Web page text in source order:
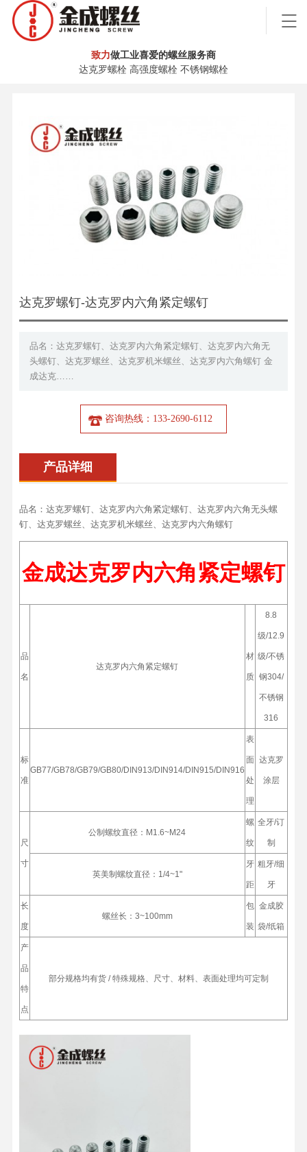
致力做工业喜爱的螺丝服务商
达克罗螺栓 高强度螺栓 不锈钢螺栓
达克罗螺钉-达克罗内六角紧定螺钉
品名：达克罗螺钉、达克罗内六角紧定螺钉、达克罗内六角无
头螺钉、达克罗螺丝、达克罗机米螺丝、达克罗内六角螺钉 金
成达克……
咨询热线：133-2690-6112
产品详细
品名：达克罗螺钉、达克罗内六角紧定螺钉、达克罗内六角无头螺
钉、达克罗螺丝、达克罗机米螺丝、达克罗内六角螺钉
金成达克罗内六角紧定螺钉
品
名
达克罗内六角紧定螺钉
材
质
8.8
级/12.9
级/不锈
钢304/
不锈钢
316
标
准
GB77/GB78/GB79/GB80/DIN913/DIN914/DIN915/DIN916
表
面
处
理
达克罗
涂层
尺
寸
公制螺纹直径：M1.6~M24
螺
纹
全牙/订
制
英美制螺纹直径：1/4~1"
牙
距
粗牙/细
牙
长
度
螺丝长：3~100mm
包
装
金成胶
袋/纸箱
产
品
特
点
部分规格均有货 / 特殊规格、尺寸、材料、表面处理均可定制